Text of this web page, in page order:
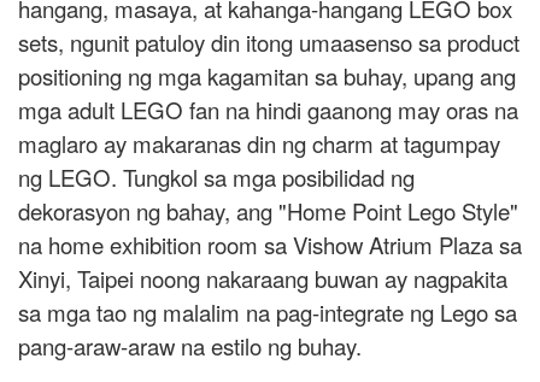
hangang, masaya, at kahanga-hangang LEGO box
sets, ngunit patuloy din itong umaasenso sa product
positioning ng mga kagamitan sa buhay, upang ang
mga adult LEGO fan na hindi gaanong may oras na
maglaro ay makaranas din ng charm at tagumpay
ng LEGO. Tungkol sa mga posibilidad ng
dekorasyon ng bahay, ang "Home Point Lego Style"
na home exhibition room sa Vishow Atrium Plaza sa
Xinyi, Taipei noong nakaraang buwan ay nagpakita
sa mga tao ng malalim na pag-integrate ng Lego sa
pang-araw-araw na estilo ng buhay.